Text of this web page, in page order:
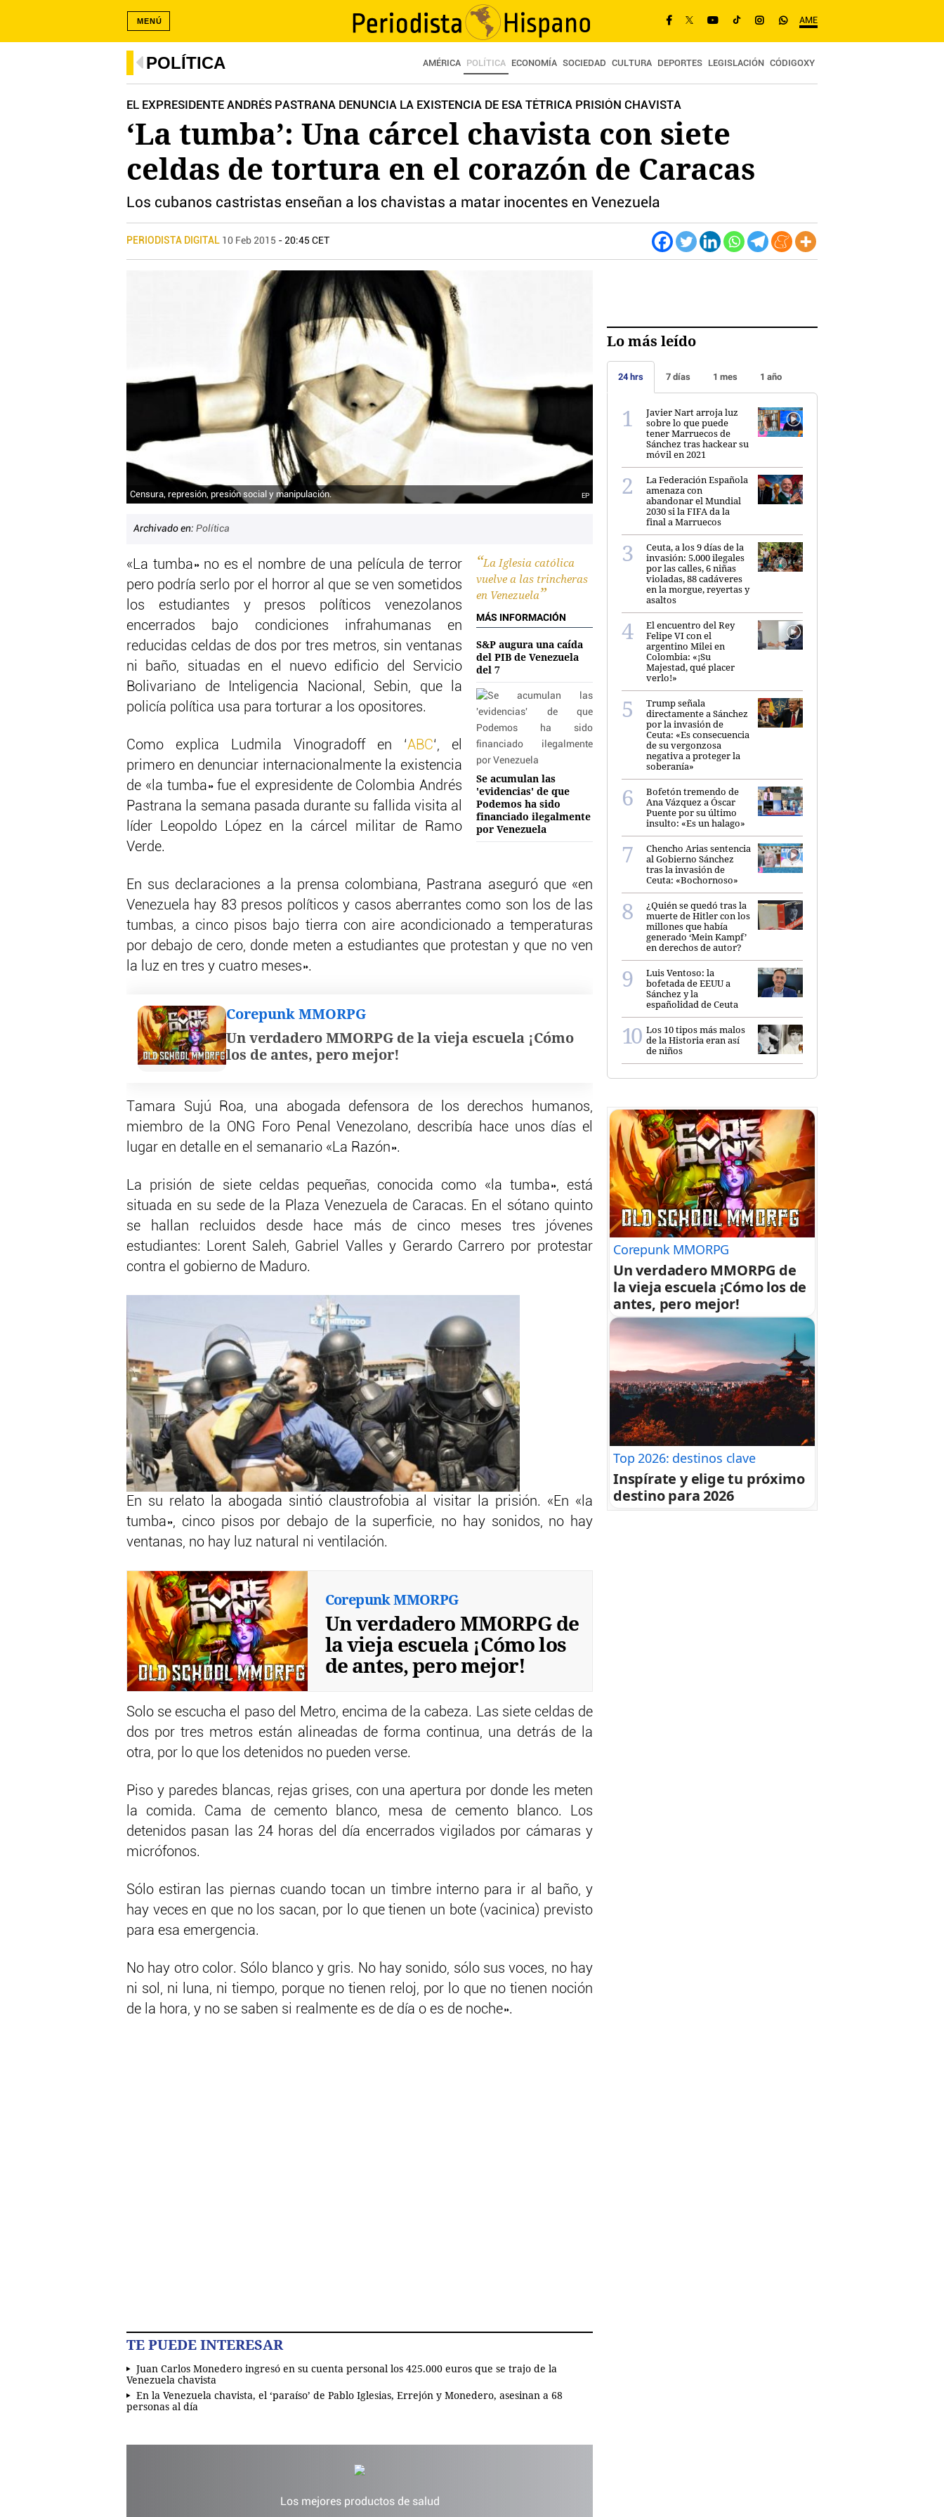
AME
MENÚ
POLÍTICA AMÉRICA POLÍTICA ECONOMÍA SOCIEDAD CULTURA DEPORTES LEGISLACIÓN CÓDIGOXY
EL EXPRESIDENTE ANDRÉS PASTRANA DENUNCIA LA EXISTENCIA DE ESA TÉTRICA PRISIÓN CHAVISTA
‘La tumba’: Una cárcel chavista con siete
celdas de tortura en el corazón de Caracas
Los cubanos castristas enseñan a los chavistas a matar inocentes en Venezuela
PERIODISTA DIGITAL 10 Feb 2015 - 20:45 CET
Censura, represión, presión social y manipulación. EP
Archivado en: Política
La Iglesia católica
vuelve a las trincheras
en Venezuela
MÁS INFORMACIÓN
S&P augura una caída
del PIB de Venezuela
del 7
Se acumulan las
'evidencias' de que
Podemos ha sido
financiado ilegalmente
por Venezuela
«La tumba» no es el nombre de una película de terror
pero podría serlo por el horror al que se ven sometidos
los estudiantes y presos políticos venezolanos
encerrados bajo condiciones infrahumanas en
reducidas celdas de dos por tres metros, sin ventanas
ni baño, situadas en el nuevo edificio del Servicio
Bolivariano de Inteligencia Nacional, Sebin, que la
policía política usa para torturar a los opositores.
Como explica Ludmila Vinogradoff en ‘ABC‘, e
primero en denunciar internacionalmente la existencia
de «la tumba» fue el expresidente de Colombia Andrés
Pastrana la semana pasada durante su fallida visita al
líder Leopoldo López en la cárcel militar de Ramo
Verde.
En sus declaraciones a la prensa colombiana, Pastrana aseguró que «en
Venezuela hay 83 presos políticos y casos aberrantes como son los de las
tumbas, a cinco pisos bajo tierra con aire acondicionado a temperaturas
por debajo de cero, donde meten a estudiantes que protestan y que no ven
la luz en tres y cuatro meses».
Corepunk MMORPG
Un verdadero MMORPG de la vieja escuela ¡Cómo
los de antes, pero mejor!
Tamara Sujú Roa, una abogada defensora de los derechos humanos,
miembro de la ONG Foro Penal Venezolano, describía hace unos días el
lugar en detalle en el semanario «La Razón».
La prisión de siete celdas pequeñas, conocida como «la tumba», está
situada en su sede de la Plaza Venezuela de Caracas. En el sótano quinto
se hallan recluidos desde hace más de cinco meses tres jóvenes
estudiantes: Lorent Saleh, Gabriel Valles y Gerardo Carrero por protestar
contra el gobierno de Maduro.
En su relato la abogada sintió claustrofobia al visitar la prisión. «En «la
tumba», cinco pisos por debajo de la superficie, no hay sonidos, no hay
ventanas, no hay luz natural ni ventilación.
Corepunk MMORPG
Un verdadero MMORPG de
la vieja escuela ¡Cómo los
de antes, pero mejor!
Solo se escucha el paso del Metro, encima de la cabeza. Las siete celdas de
dos por tres metros están alineadas de forma continua, una detrás de la
otra, por lo que los detenidos no pueden verse.
Piso y paredes blancas, rejas grises, con una apertura por donde les meten
la comida. Cama de cemento blanco, mesa de cemento blanco. Los
detenidos pasan las 24 horas del día encerrados vigilados por cámaras y
micrófonos.
Sólo estiran las piernas cuando tocan un timbre interno para ir al baño, y
hay veces en que no los sacan, por lo que tienen un bote (vacinica) previsto
para esa emergencia.
No hay otro color. Sólo blanco y gris. No hay sonido, sólo sus voces, no hay
ni sol, ni luna, ni tiempo, porque no tienen reloj, por lo que no tienen noción
de la hora, y no se saben si realmente es de día o es de noche».
TE PUEDE INTERESAR
Juan Carlos Monedero ingresó en su cuenta personal los 425.000 euros que se trajo de la
Venezuela chavista
En la Venezuela chavista, el ‘paraíso’ de Pablo Iglesias, Errejón y Monedero, asesinan a 68
personas al día
Los mejores productos de salud
Lo más leído
24 hrs 7 días 1 mes 1 año
Javier Nart arroja luz
sobre lo que puede
tener Marruecos de
Sánchez tras hackear su
móvil en 2021
La Federación Española
amenaza con
abandonar el Mundial
2030 si la FIFA da la
final a Marruecos
Ceuta, a los 9 días de la
invasión: 5.000 ilegales
por las calles, 6 niñas
violadas, 88 cadáveres
en la morgue, reyertas y
asaltos
El encuentro del Rey
Felipe VI con el
argentino Milei en
Colombia: «¡Su
Majestad, qué placer
verlo!»
Trump señala
directamente a Sánchez
por la invasión de
Ceuta: «Es consecuencia
de su vergonzosa
negativa a proteger la
soberanía»
Bofetón tremendo de
Ana Vázquez a Óscar
Puente por su último
insulto: «Es un halago»
Chencho Arias sentencia
al Gobierno Sánchez
tras la invasión de
Ceuta: «Bochornoso»
¿Quién se quedó tras la
muerte de Hitler con los
millones que había
generado ‘Mein Kampf’
en derechos de autor?
Luis Ventoso: la
bofetada de EEUU a
Sánchez y la
españolidad de Ceuta
Los 10 tipos más malos
de la Historia eran así
de niños
Corepunk MMORPG
Un verdadero MMORPG de
la vieja escuela ¡Cómo los de
antes, pero mejor!
Top 2026: destinos clave
Inspírate y elige tu próximo
destino para 2026